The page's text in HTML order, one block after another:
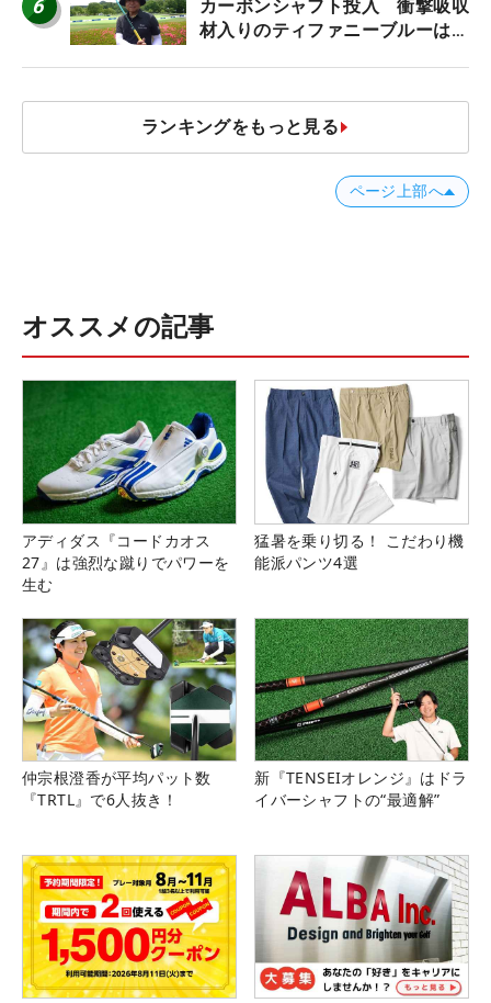
6
カーボンシャフト投入 衝撃吸収
材入りのティファニーブルーは
ランキングをもっと見る
ページ上部へ
オススメの記事
アディダス『コードカオス
27』は強烈な蹴りでパワーを
生む
猛暑を乗り切る！ こだわり機
能派パンツ4選
仲宗根澄香が平均パット数
『TRTL』で6人抜き！
新『TENSEIオレンジ』はドラ
イバーシャフトの“最適解”